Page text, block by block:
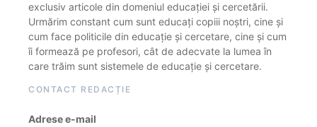
exclusiv articole din domeniul educației și cercetării.
Urmărim constant cum sunt educați copiii noștri, cine și
cum face politicile din educație și cercetare, cine și cum
îi formează pe profesori, cât de adecvate la lumea în
care trăim sunt sistemele de educație și cercetare.
CONTACT REDACȚIE
Adrese e-mail